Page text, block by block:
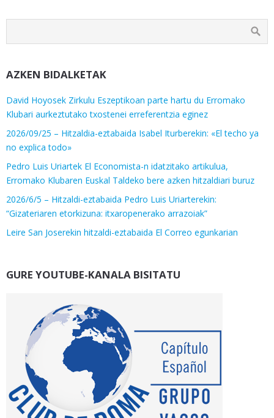
AZKEN BIDALKETAK
David Hoyosek Zirkulu Eszeptikoan parte hartu du Erromako
Klubari aurkeztutako txostenei erreferentzia eginez
2026/09/25 – Hitzaldia-eztabaida Isabel Iturberekin: «El techo ya
no explica todo»
Pedro Luis Uriartek El Economista-n idatzitako artikulua,
Erromako Klubaren Euskal Taldeko bere azken hitzaldiari buruz
2026/6/5 – Hitzaldi-eztabaida Pedro Luis Uriarterekin:
“Gizateriaren etorkizuna: itxaropenerako arrazoiak”
Leire San Joserekin hitzaldi-eztabaida El Correo egunkarian
GURE YOUTUBE-KANALA BISITATU